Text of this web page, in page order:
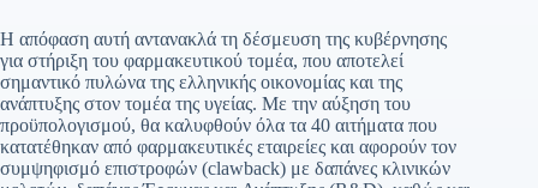
Η απόφαση αυτή αντανακλά τη δέσμευση της κυβέρνησης
για στήριξη του φαρμακευτικού τομέα, που αποτελεί
σημαντικό πυλώνα της ελληνικής οικονομίας και της
ανάπτυξης στον τομέα της υγείας. Με την αύξηση του
προϋπολογισμού, θα καλυφθούν όλα τα 40 αιτήματα που
κατατέθηκαν από φαρμακευτικές εταιρείες και αφορούν τον
συμψηφισμό επιστροφών (clawback) με δαπάνες κλινικών